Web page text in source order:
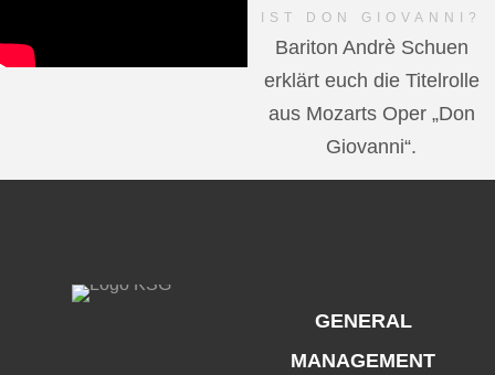
IST DON GIOVANNI?
Bariton Andrè Schuen
erklärt euch die Titelrolle
aus Mozarts Oper „Don
Giovanni“.
GENERAL
MANAGEMENT